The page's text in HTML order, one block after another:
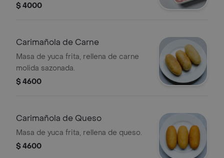
$ 4000
Carimañola de Carne
Masa de yuca frita, rellena de carne
molida sazonada.
$ 4600
Carimañola de Queso
Masa de yuca frita, rellena de queso.
$ 4600